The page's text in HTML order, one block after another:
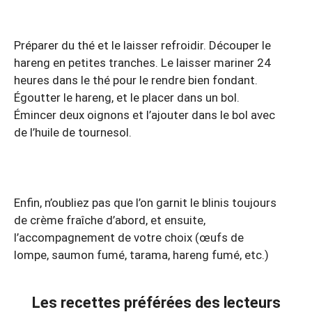
Préparer du thé et le laisser refroidir. Découper le
hareng en petites tranches. Le laisser mariner 24
heures dans le thé pour le rendre bien fondant.
Égoutter le hareng, et le placer dans un bol.
Émincer deux oignons et l’ajouter dans le bol avec
de l’huile de tournesol.
Enfin, n’oubliez pas que l’on garnit le blinis toujours
de crème fraîche d’abord, et ensuite,
l’accompagnement de votre choix (œufs de
lompe, saumon fumé, tarama, hareng fumé, etc.)
Les recettes préférées des lecteurs